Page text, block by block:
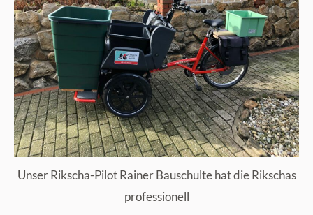
Unser Rikscha-Pilot Rainer Bauschulte hat die Rikschas
professionell